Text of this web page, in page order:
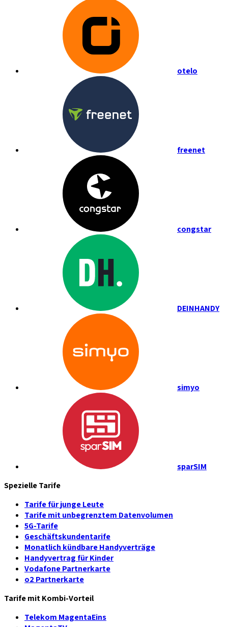
otelo
freenet
congstar
DEINHANDY
simyo
sparSIM
Spezielle Tarife
Tarife für junge Leute
Tarife mit unbegrenztem Datenvolumen
5G-Tarife
Geschäftskundentarife
Monatlich kündbare Handyverträge
Handyvertrag für Kinder
Vodafone Partnerkarte
o2 Partnerkarte
Tarife mit Kombi-Vorteil
Telekom MagentaEins